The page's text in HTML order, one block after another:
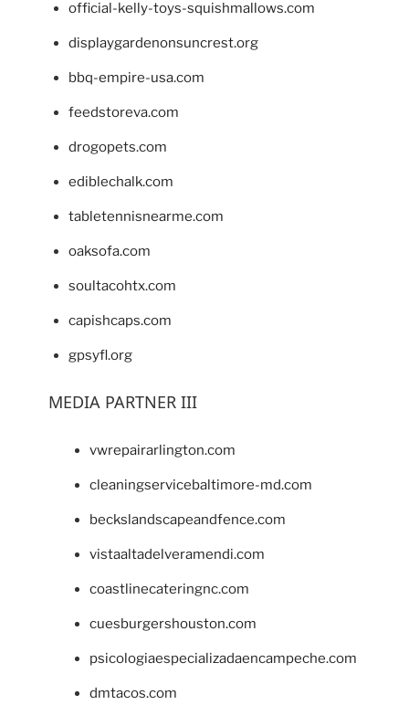
official-kelly-toys-squishmallows.com
displaygardenonsuncrest.org
bbq-empire-usa.com
feedstoreva.com
drogopets.com
ediblechalk.com
tabletennisnearme.com
oaksofa.com
soultacohtx.com
capishcaps.com
gpsyfl.org
MEDIA PARTNER III
vwrepairarlington.com
cleaningservicebaltimore-md.com
beckslandscapeandfence.com
vistaaltadelveramendi.com
coastlinecateringnc.com
cuesburgershouston.com
psicologiaespecializadaencampeche.com
dmtacos.com